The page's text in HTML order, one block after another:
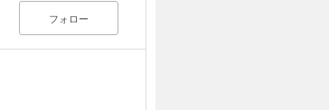
フォロー